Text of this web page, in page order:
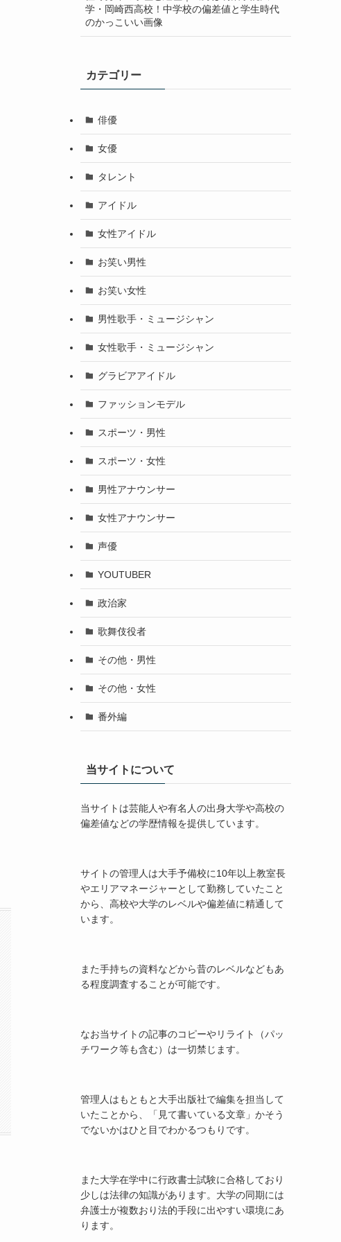
学・岡崎西高校！中学校の偏差値と学生時代
のかっこいい画像
カテゴリー
俳優
女優
タレント
アイドル
女性アイドル
お笑い男性
お笑い女性
男性歌手・ミュージシャン
女性歌手・ミュージシャン
グラビアアイドル
ファッションモデル
スポーツ・男性
スポーツ・女性
男性アナウンサー
女性アナウンサー
声優
YOUTUBER
政治家
歌舞伎役者
その他・男性
その他・女性
番外編
当サイトについて
当サイトは芸能人や有名人の出身大学や高校の
偏差値などの学歴情報を提供しています。
サイトの管理人は大手予備校に10年以上教室長
やエリアマネージャーとして勤務していたこと
から、高校や大学のレベルや偏差値に精通して
います。
また手持ちの資料などから昔のレベルなどもあ
る程度調査することが可能です。
なお当サイトの記事のコピーやリライト（パッ
チワーク等も含む）は一切禁じます。
管理人はもともと大手出版社で編集を担当して
いたことから、「見て書いている文章」かそう
でないかはひと目でわかるつもりです。
また大学在学中に行政書士試験に合格しており
少しは法律の知識があります。大学の同期には
弁護士が複数おり法的手段に出やすい環境にあ
ります。